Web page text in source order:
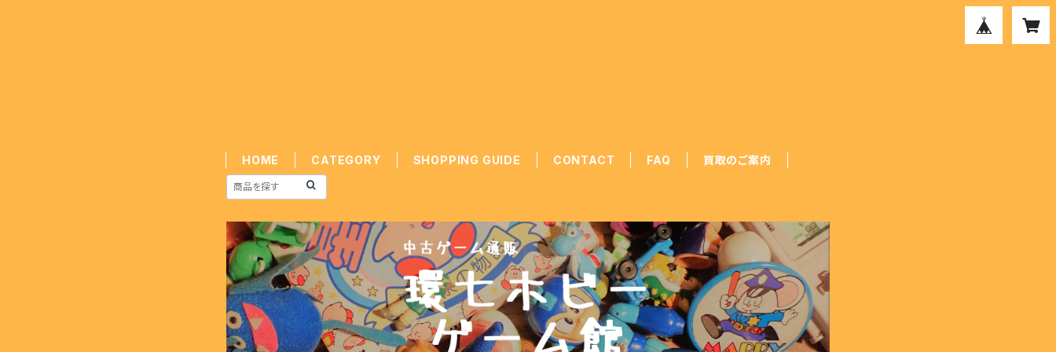
HOME CATEGORY SHOPPING GUIDE CONTACT FAQ 買取のご案内